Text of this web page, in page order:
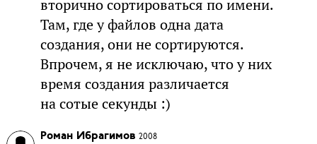
вторично сортироваться по имени.
Там, где у файлов одна дата
создания, они не сортируются.
Впрочем, я не исключаю, что у них
время создания различается
на сотые секунды :)
Роман Ибрагимов 2008